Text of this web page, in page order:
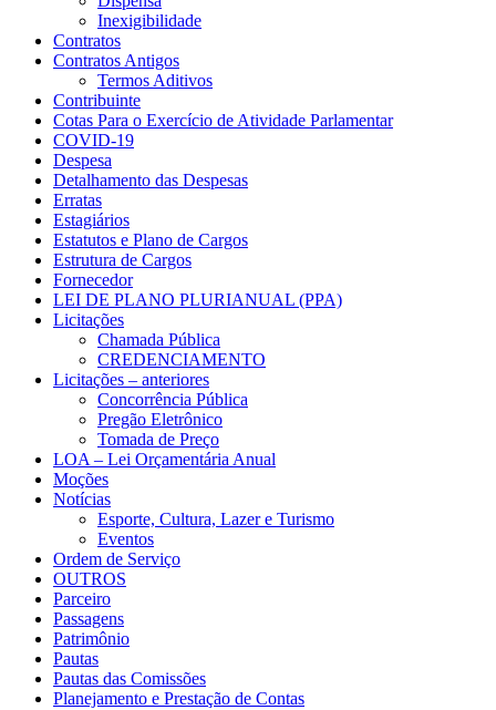
Inexigibilidade
Contratos
Contratos Antigos
Termos Aditivos
Contribuinte
Cotas Para o Exercício de Atividade Parlamentar
COVID-19
Despesa
Detalhamento das Despesas
Erratas
Estagiários
Estatutos e Plano de Cargos
Estrutura de Cargos
Fornecedor
LEI DE PLANO PLURIANUAL (PPA)
Licitações
Chamada Pública
CREDENCIAMENTO
Licitações – anteriores
Concorrência Pública
Pregão Eletrônico
Tomada de Preço
LOA – Lei Orçamentária Anual
Moções
Notícias
Esporte, Cultura, Lazer e Turismo
Eventos
Ordem de Serviço
OUTROS
Parceiro
Passagens
Patrimônio
Pautas
Pautas das Comissões
Planejamento e Prestação de Contas